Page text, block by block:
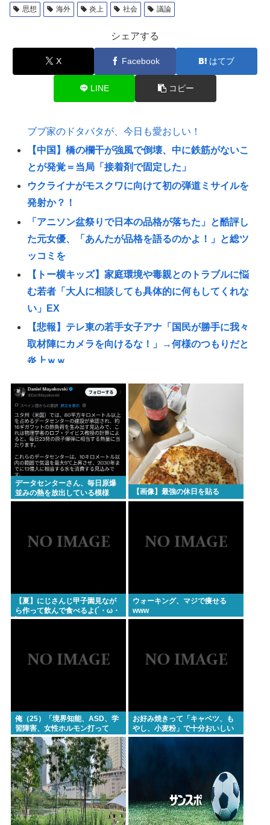
思想
海外 炎上 社会 議論
シェアする
X Facebook はてブ
LINE コピー
ブブ家のドタバタが、今日も愛おしい！
【中国】橋の欄干が強風で倒壊、中に鉄筋がないこ
とが発覚＝当局「接着剤で固定した」
ウクライナがモスクワに向けて初の弾道ミサイルを
発射か？！
「アニソン盆祭りで日本の品格が落ちた」と酷評し
た元女優、「あんたが品格を語るのかよ！」と総ツ
ッコミを
【トー横キッズ】家庭環境や毒親とのトラブルに悩
む若者「大人に相談しても具体的に何もしてくれな
い」EX
【悲報】テレ東の若手女子アナ「国民が勝手に我々
取材陣にカメラを向けるな！」→何様のつもりだと
炎上ｗｗ
も妊娠していた
【画像】ギャルさん、世界中に発信してる意識ゼロ
で修学旅行の宿をSNS公開してしまうｗｗｗ
【Pickup08082952】
【衝撃】元ジャンポケ斉藤慎二被告、求刑7年直後に
うつろな目で高額ギフトをねだり続け
る・・・・・・・・・
と酷評も再放送で視聴率30％超えwww
ラーメン二郎「もう食わない？ さっきは食べれるっ
て言ったじゃねーか！」（ヽ´ん`）「」 反論できる？
現在ヤフコメ時速ランキング1位の記事がこれ。どう
い
クーラーつけるくらいなら死を選ぶ 7割超え
Powered by livedoor 相互RSS
データセンターさん、毎日原爆
並みの熱を放出している模様
【画像】最強の休日を貼る
【夏】にじさんじ甲子園見なが
ら作って飲んで食べるよ(´・ω・
`)
ウォーキング、マジで痩せる
www
俺（25）「境界知能、ASD、学
習障害、女性ホルモン打って
る、実家が細い、父親がアル
中」⇦こいつが何歳でジサツする
か予想しようぜWW
お好み焼きって「キャベツ、も
やし、小麦粉」で十分おいしい
よね？